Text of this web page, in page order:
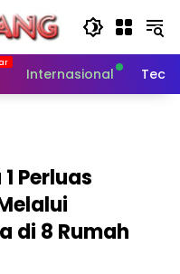
Internasional
Perluas
di 8 Rumah